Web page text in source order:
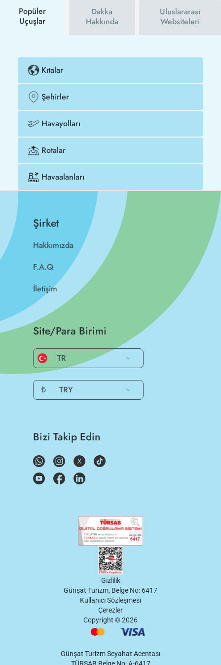
satın alabilirsiniz.
Popüler
Uçuşlar
Dakka
Hakkında
Uluslararası
Websiteleri
Kıtalar
Şehirler
Havayolları
Rotalar
Havaalanları
Şirket
Hakkımızda
F.A.Q
İletişim
Site/Para Birimi
TR
₺ TRY
Bizi Takip Edin
Gizlilik
Günşat Turizm, Belge No: 6417
Kullanıcı Sözleşmesi
Çerezler
Copyright ©2026
Günşat Turizm Seyahat Acentası